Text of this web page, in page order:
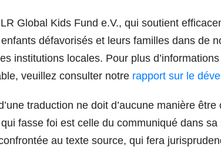
Global Kids Fund e.V., qui soutient
défavorisés et leurs familles dans de
institutions locales. Pour plus
veuillez consulter notre rapport sur le
traduction ne doit d’aucune manière
fasse foi est celle du communiqué dans sa
au texte source, qui fera